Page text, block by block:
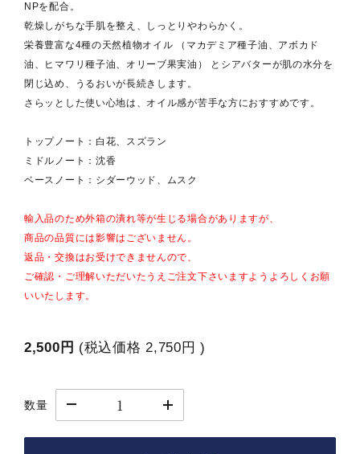
NPを配合。
乾燥しがちな手肌を整え、しっとりやわらかく。
栄養豊富な4種の天然植物オイル （マカデミア種子油、アボカド
油、ヒマワリ種子油、オリーブ果実油） とシアバターが肌の水分を
閉じ込め、うるおいが長続きします。
さらッとした使い心地は、オイル感が苦手な方におすすめです。
トップノート：白花、スズラン
ミドルノート：沈香
ベースノート：シダーウッド、ムスク
輸入品のため外箱の潰れ等が生じる場合がありますが、
商品の品質には影響はございません。
返品・交換はお受けできませんので、
ご確認・ご理解いただいたうえご注文下さいますようよろしくお願
いいたします。
2,500円 (税込価格2,750円 )
数量